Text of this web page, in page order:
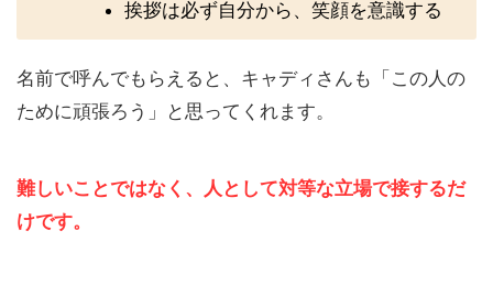
挨拶は必ず自分から、笑顔を意識する
名前で呼んでもらえると、キャディさんも「この人の
ために頑張ろう」と思ってくれます。
難しいことではなく、人として対等な立場で接するだ
けです。